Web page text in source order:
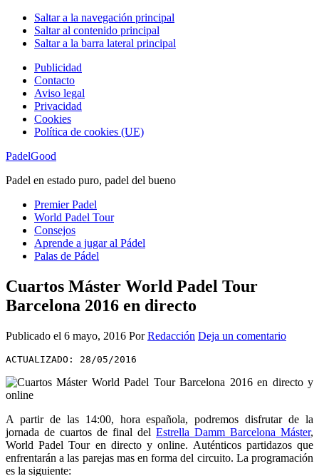
Saltar a la navegación principal
Saltar al contenido principal
Saltar a la barra lateral principal
Publicidad
Contacto
Aviso legal
Privacidad
Cookies
Política de cookies (UE)
PadelGood
Padel en estado puro, padel del bueno
Premier Padel
World Padel Tour
Consejos
Aprende a jugar al Pádel
Palas de Pádel
Cuartos Máster World Padel Tour
Barcelona 2016 en directo
Publicado el 6 mayo, 2016 PorRedacción Deja un comentario
ACTUALIZADO: 28/05/2016
A partir de las 14:00, hora española, podremos disfrutar de la
jornada de cuartos de final del Estrella Damm Barcelona Máster,
World Padel Tour en directo y online. Auténticos partidazos que
enfrentarán a las parejas mas en forma del circuito. La programación
es la siguiente: